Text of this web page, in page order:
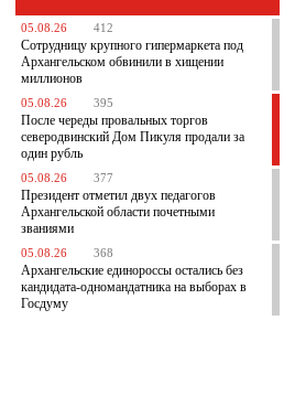
05.08.26 412
Сотрудницу крупного гипермаркета под
Архангельском обвинили в хищении
миллионов
05.08.26 395
После череды провальных торгов
северодвинский Дом Пикуля продали за
один рубль
05.08.26 377
Президент отметил двух педагогов
Архангельской области почетными
званиями
05.08.26 368
Архангельские единороссы остались без
кандидата-одномандатника на выборах в
Госдуму